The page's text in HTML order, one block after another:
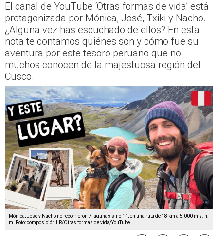
El canal de YouTube ‘Otras formas de vida’ está
protagonizada por Mónica, José, Txiki y Nacho.
¿Alguna vez has escuchado de ellos? En esta
nota te contamos quiénes son y cómo fue su
aventura por este tesoro peruano que no
muchos conocen de la majestuosa región del
Cusco.
Mónica, José y Nacho no recorrieron 7 lagunas sino 11, en una ruta de 18 km a 5.000 m s. n.
m. Foto: composición LR/Otras formas de vida/YouTube